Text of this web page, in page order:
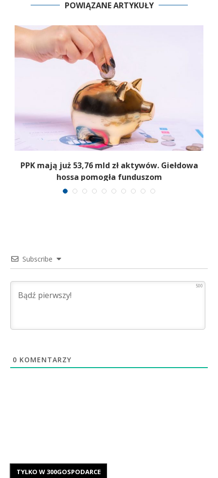
POWIĄZANE ARTYKUŁY
PPK mają już 53,76 mld zł aktywów. Giełdowa
hossa pomogła funduszom
Subscribe
500
0 KOMENTARZY
TYLKO W 300GOSPODARCE